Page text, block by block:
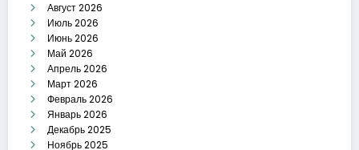
Август 2026
Июль 2026
Июнь 2026
Май 2026
Апрель 2026
Март 2026
Февраль 2026
Январь 2026
Декабрь 2025
Ноябрь 2025